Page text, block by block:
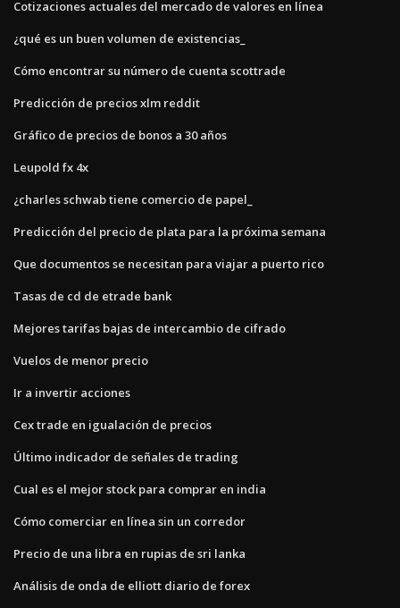
Cotizaciones actuales del mercado de valores en línea
¿qué es un buen volumen de existencias_
Cómo encontrar su número de cuenta scottrade
Predicción de precios xlm reddit
Gráfico de precios de bonos a 30 años
Leupold fx 4x
¿charles schwab tiene comercio de papel_
Predicción del precio de plata para la próxima semana
Que documentos se necesitan para viajar a puerto rico
Tasas de cd de etrade bank
Mejores tarifas bajas de intercambio de cifrado
Vuelos de menor precio
Ir a invertir acciones
Cex trade en igualación de precios
Último indicador de señales de trading
Cual es el mejor stock para comprar en india
Cómo comerciar en línea sin un corredor
Precio de una libra en rupias de sri lanka
Análisis de onda de elliott diario de forex